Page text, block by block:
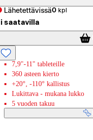
Lähetettävissä0 kpl
saatavilla
7,9"-11" tableteille
360 asteen kierto
+20°, -110° kallistus
Lukittava - mukana lukko
5 vuoden takuu